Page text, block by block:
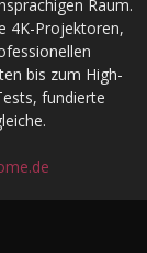
Raum.
4K-Projektoren,
bis zum High-
fundierte